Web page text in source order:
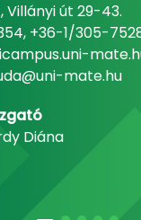
Villányi út 29-43.
+36-1/305-
mate.hu
Diána